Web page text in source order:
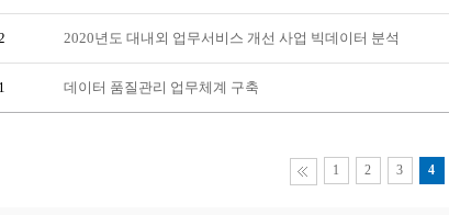
2020년도 대내외 업무서비스 개선 사업 빅데이터 분석
데이터 품질관리 업무체계 구축
1 2 3 4